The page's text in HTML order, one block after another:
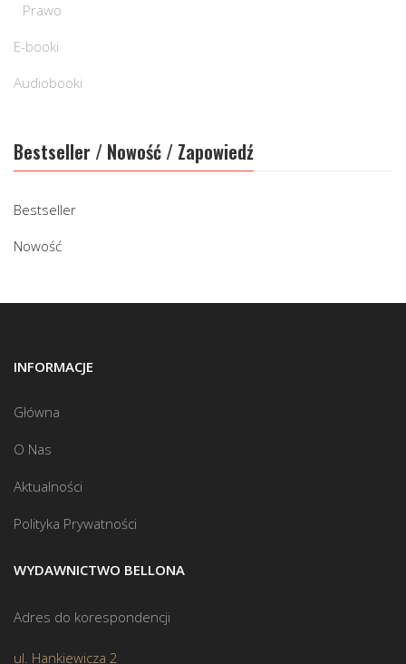
Prawo
E-booki
Audiobooki
Bestseller / Nowość / Zapowiedź
Bestseller
Nowość
INFORMACJE
Główna
O Nas
Aktualności
Polityka Prywatności
WYDAWNICTWO BELLONA
Adres do korespondencji
ul. Hankiewicza 2